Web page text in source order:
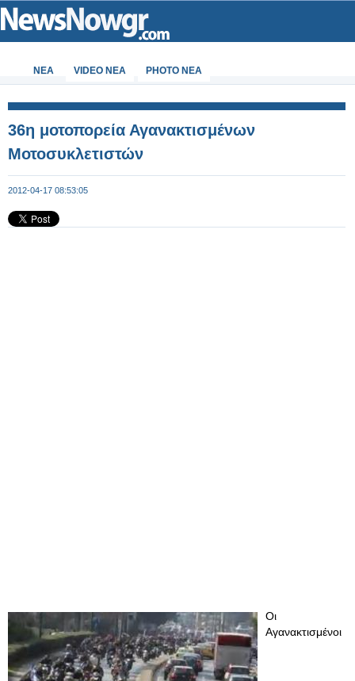
ΝΕΑ VIDEO NEA PHOTO NEA
36η μοτοπορεία Αγανακτισμένων
Μοτοσυκλετιστών
2012-04-17 08:53:05
Οι
Αγανακτισμένοι